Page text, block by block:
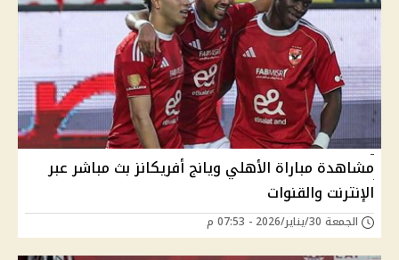
مشاهدة مباراة الأهلي ويانج أفريكانز بث مباشر عبر
الإنترنت والقنوات
الجمعة 30/يناير/2026 - 07:53 م